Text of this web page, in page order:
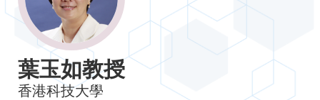
Image
Caption
葉玉如教授
香港科技大學